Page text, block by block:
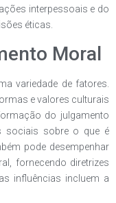
interpessoais e do
éticas.
Moral
variedade de fatores.
e valores culturais
do julgamento
sociais sobre o que é
pode desempenhar
fornecendo diretrizes
influências incluem a